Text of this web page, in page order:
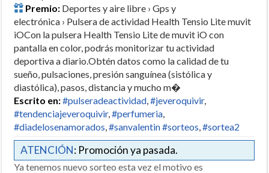
Premio: Deportes y aire libre › Gps y
electrónica › Pulsera de actividad Health Tensio Lite muvit
iOCon la pulsera Health Tensio Lite de muvit iO con
pantalla en color, podrás monitorizar tu actividad
deportiva a diario.Obtén datos como la calidad de tu
sueño, pulsaciones, presión sanguínea (sistólica y
diastólica), pasos, distancia y mucho m�
Escrito en:#pulseradeactividad,#jeveroquivir,
#tendenciajeveroquivir,#perfumeria,
#diadelosenamorados,#sanvalentin #sorteos,#sortea2
ATENCIÓN: Promoción ya pasada.
Ya tenemos nuevo sorteo esta vez el motivo es